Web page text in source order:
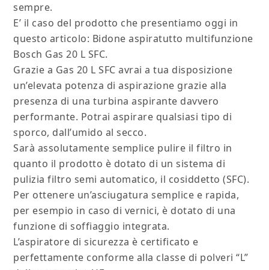
sempre.
E’ il caso del prodotto che presentiamo oggi in
questo articolo: Bidone aspiratutto multifunzione
Bosch Gas 20 L SFC.
Grazie a Gas 20 L SFC avrai a tua disposizione
un’elevata potenza di aspirazione grazie alla
presenza di una turbina aspirante davvero
performante. Potrai aspirare qualsiasi tipo di
sporco, dall’umido al secco.
Sarà assolutamente semplice pulire il filtro in
quanto il prodotto è dotato di un sistema di
pulizia filtro semi automatico, il cosiddetto (SFC).
Per ottenere un’asciugatura semplice e rapida,
per esempio in caso di vernici, è dotato di una
funzione di soffiaggio integrata.
L’aspiratore di sicurezza è certificato e
perfettamente conforme alla classe di polveri “L”